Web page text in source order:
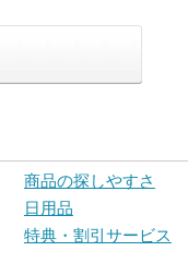
商品の探しやすさ
日用品
特典・割引サービス